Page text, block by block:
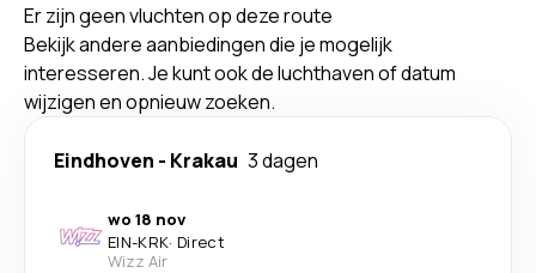
Er zijn geen vluchten op deze route
Bekijk andere aanbiedingen die je mogelijk
interesseren. Je kunt ook de luchthaven of datum
wijzigen en opnieuw zoeken.
Eindhoven - Krakau 3 dagen
wo 18 nov
EIN-KRK· Direct
Wizz Air